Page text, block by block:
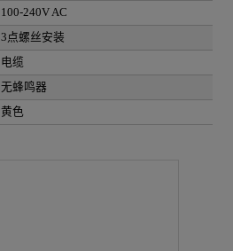
100-240V AC
3点螺丝安装
电缆
无蜂鸣器
黄色